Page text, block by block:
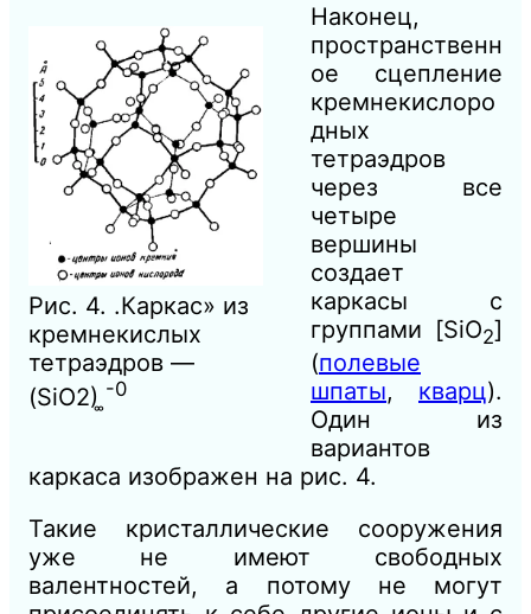
Рис. 4. .Каркас» из
кремнекислых
тетраэдров —
(SiО2) ͚ -0
Наконец,
пространственн
ое сцепление
кремнекислоро
дных
тетраэдров
через все
четыре
вершины
создает
каркасы с
группами [SiО2]
(полевые
шпаты, кварц).
Один из
вариантов
каркаса изображен на рис. 4.
Такие кристаллические сооружения
уже не имеют свободных
валентностей, а потому не могут